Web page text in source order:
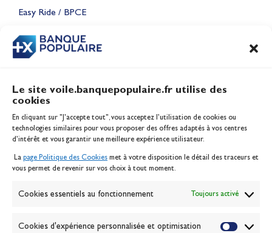
Le site voile.banquepopulaire.fr utilise des
cookies
En cliquant sur "J'accepte tout", vous acceptez l’utilisation de cookies ou
technologies similaires pour vous proposer des offres adaptés à vos centres
d’intérêt et vous garantir une meilleure expérience utilisateur.
La page Politique des Cookies met à votre disposition le détail des traceurs et
vous permet de revenir sur vos choix à tout moment.
Cookies essentiels au fonctionnement Toujours activé
Cookies d'expérience personnalisée et optimisation
Easy Ride / BPCE
CONTENU
Jeux Olympiques 2028
Inscription serveur média
Contact
Politique des cookies
Banque de la voile
Passion Voile TV